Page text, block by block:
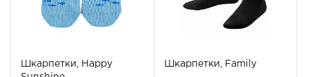
Шкарпетки, Happy
Шкарпетки, Family